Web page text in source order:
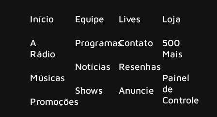
Início
A
Rádio
Músicas
Promoções
Equipe
Programas
Notícias
Shows
Lives
Contato
Resenhas
Anuncie
Loja
500
Mais
Painel
de
Controle